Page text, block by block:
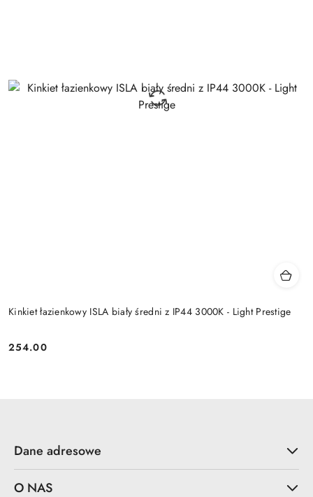
Kinkiet łazienkowy ISLA biały średni z IP44 3000K - Light Prestige
Cena:
254.00
Dane adresowe
O NAS